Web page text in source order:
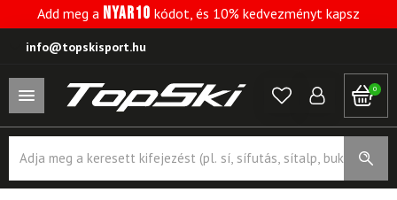
Add meg a NYAR10 kódot, és 10% kedvezményt kapsz
info@topskisport.hu
0
search